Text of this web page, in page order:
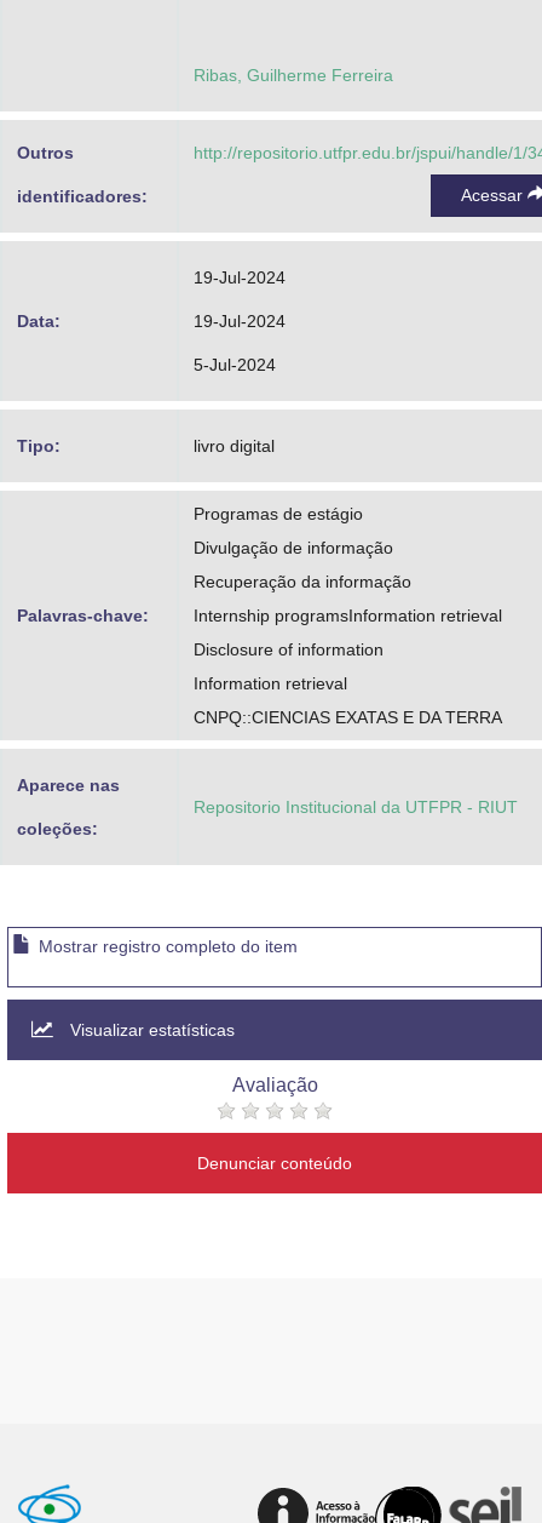
Ribas, Guilherme Ferreira
Outros
identificadores:
http://repositorio.utfpr.edu.br/jspui/handle/1/
Acessar
Data:
19-Jul-2024
19-Jul-2024
5-Jul-2024
Tipo: livro digital
Palavras-chave:
Programas de estágio
Divulgação de informação
Recuperação da informação
Internship programsInformation retrieval
Disclosure of information
Information retrieval
CNPQ::CIENCIAS EXATAS E DA TERRA
Aparece nas
coleções:
Repositorio Institucional da UTFPR - RIUT
Mostrar registro completo do item
Visualizar estatísticas
Avaliação
Denunciar conteúdo